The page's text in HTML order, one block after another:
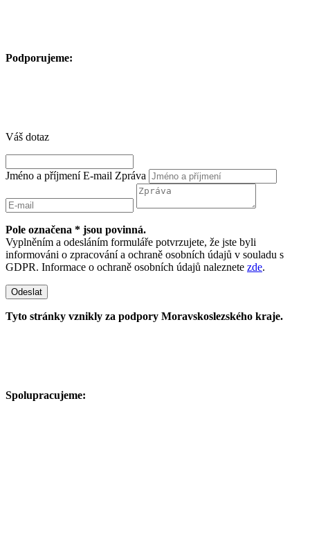
Podporujeme:
Váš dotaz
Jméno a příjmení E-mail Zpráva
Pole označena * jsou povinná.
Vyplněním a odesláním formuláře potvrzujete, že jste byli
informováni o zpracování a ochraně osobních údajů v souladu s
GDPR. Informace o ochraně osobních údajů naleznete zde.
Odeslat
Tyto stránky vznikly za podpory Moravskoslezského kraje.
Spolupracujeme: